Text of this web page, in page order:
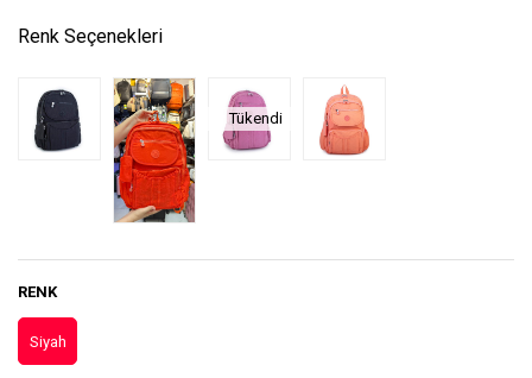
Renk Seçenekleri
Tükendi
RENK
Siyah